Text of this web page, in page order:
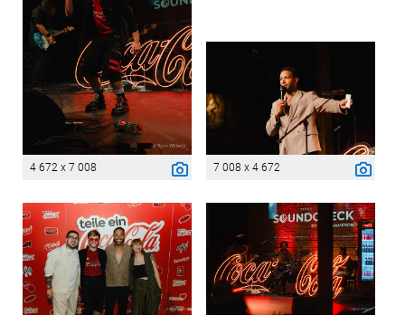
4 672 x 7 008 7 008 x 4 672